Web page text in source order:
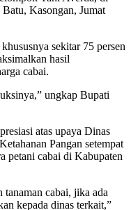
Kasongan, Jumat
sekitar 75 persen
hasil
cabai.
ungkap Bupati
atas upaya Dinas
Pangan setempat
petani cabai di Kabupaten
cabai, jika ada
kepada dinas terkait,”